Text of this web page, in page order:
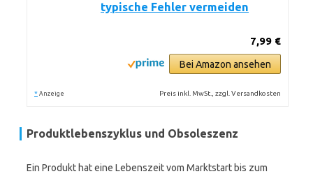
typische Fehler vermeiden
7,99 €
Bei Amazon ansehen
* Anzeige Preis inkl. MwSt., zzgl. Versandkosten
Produktlebenszyklus und Obsoleszenz
Ein Produkt hat eine Lebenszeit vom Marktstart bis zum